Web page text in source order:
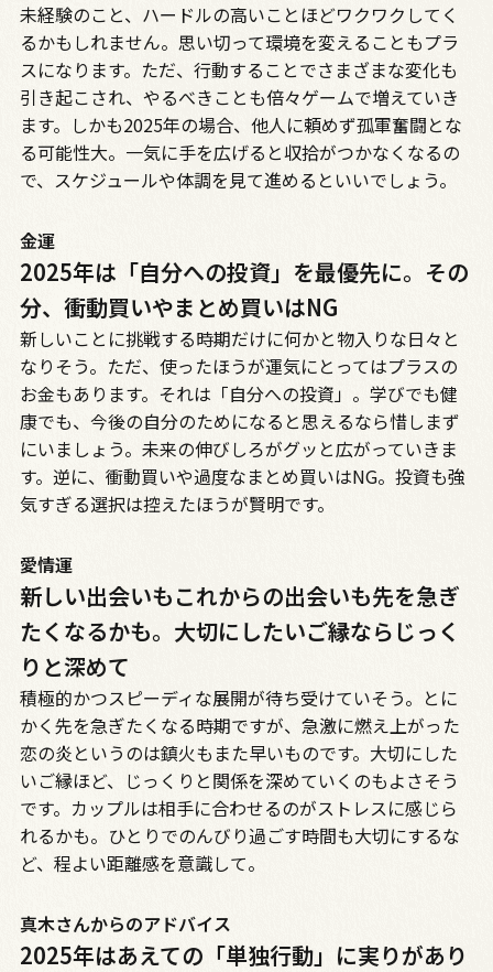
未経験のこと、ハードルの高いことほどワクワクしてく
るかもしれません。思い切って環境を変えることもプラ
スになります。ただ、行動することでさまざまな変化も
引き起こされ、やるべきことも倍々ゲームで増えていき
ます。しかも2025年の場合、他人に頼めず孤軍奮闘とな
る可能性大。一気に手を広げると収拾がつかなくなるの
で、スケジュールや体調を見て進めるといいでしょう。
金運
2025年は「自分への投資」を最優先に。その
分、衝動買いやまとめ買いはNG
新しいことに挑戦する時期だけに何かと物入りな日々と
なりそう。ただ、使ったほうが運気にとってはプラスの
お金もあります。それは「自分への投資」。学びでも健
康でも、今後の自分のためになると思えるなら惜しまず
にいましょう。未来の伸びしろがグッと広がっていきま
す。逆に、衝動買いや過度なまとめ買いはNG。投資も強
気すぎる選択は控えたほうが賢明です。
愛情運
新しい出会いもこれからの出会いも先を急ぎ
たくなるかも。大切にしたいご縁ならじっく
りと深めて
積極的かつスピーディな展開が待ち受けていそう。とに
かく先を急ぎたくなる時期ですが、急激に燃え上がった
恋の炎というのは鎮火もまた早いものです。大切にした
いご縁ほど、じっくりと関係を深めていくのもよさそう
です。カップルは相手に合わせるのがストレスに感じら
れるかも。ひとりでのんびり過ごす時間も大切にするな
ど、程よい距離感を意識して。
真木さんからのアドバイス
2025年はあえての「単独行動」に実りがあり